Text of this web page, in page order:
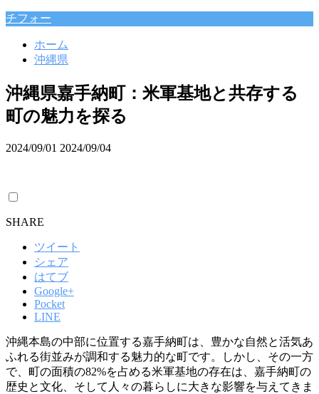
チフォー
ホーム
沖縄県
沖縄県嘉手納町：米軍基地と共存する
町の魅力を探る
2024/09/01 2024/09/04
SHARE
ツイート
シェア
はてブ
Google+
Pocket
LINE
沖縄本島の中部に位置する嘉手納町は、豊かな自然と活気あ
ふれる街並みが調和する魅力的な町です。しかし、その一方
で、町の面積の82%を占める米軍基地の存在は、嘉手納町の
歴史と文化、そして人々の暮らしに大きな影響を与えてきま